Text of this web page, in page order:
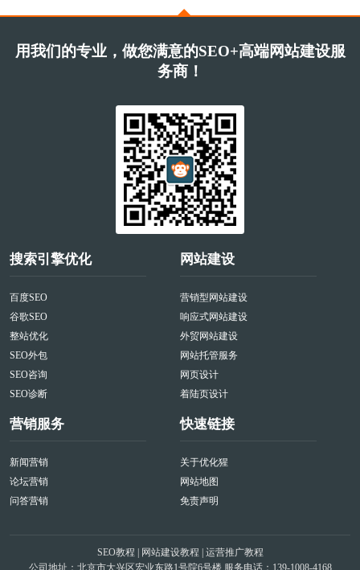
用我们的专业，做您满意的SEO+高端网站建设服
务商！
搜索引擎优化
百度SEO
谷歌SEO
整站优化
SEO外包
SEO咨询
SEO诊断
网站建设
营销型网站建设
响应式网站建设
外贸网站建设
网站托管服务
网页设计
着陆页设计
营销服务
新闻营销
论坛营销
问答营销
快速链接
关于优化猩
网站地图
免责声明
SEO教程 | 网站建设教程 | 运营推广教程
公司地址：北京市大兴区宏业东路1号院6号楼 服务电话：139-1008-4168